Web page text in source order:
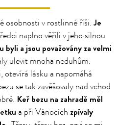
osobnosti v rostlinné říši. Je
naplno věřili v jeho silnou
byli a jsou považovány za velmi
ulevit mnoha neduhům.
lásku a napomáhá
se tak zavěšovaly nad vchod
Keř bezu na zahradě měl
a při Vánocích zpívaly